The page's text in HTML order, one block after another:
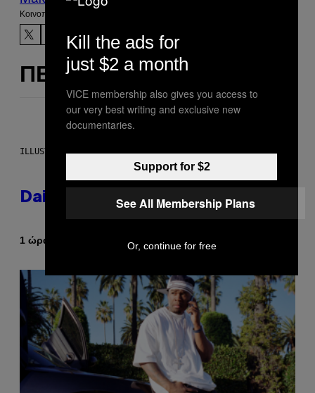
Kοινοποίηση
ΠΕΡΙΣΣΌΤΕΡΑ ΣΑΝ ΑΥΤΌ
ILLUSTRATION BY REESA.
Daily Horoscope: August 7, 2026
1 ώρα πριν Ashley Fike
Kill the ads for
just $2 a month
VICE membership also gives you access to
our very best writing and exclusive new
documentaries.
Support for $2
See All Membership Plans
Or, continue for free